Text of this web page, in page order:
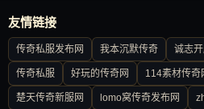
友情链接
传奇私服发布网 我本沉默传奇 诚志
传奇私服 好玩的传奇网 114素材传奇
楚天传奇新服网 lomo窝传奇发布网